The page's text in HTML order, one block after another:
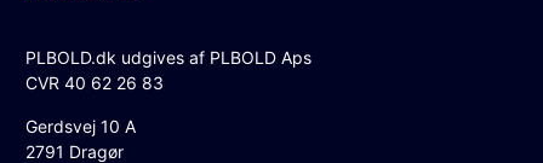
PLBOLD.dk udgives af PLBOLD Aps
CVR 40 62 26 83
Gerdsvej 10 A
2791 Dragør